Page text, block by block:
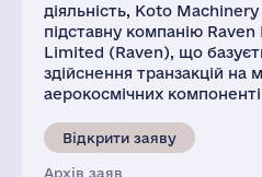
діяльність, Koto
підставну компанію
Limited (Raven), що
здійснення транзакцій на
аерокосмічних
Відкрити заяву
Архів заяв